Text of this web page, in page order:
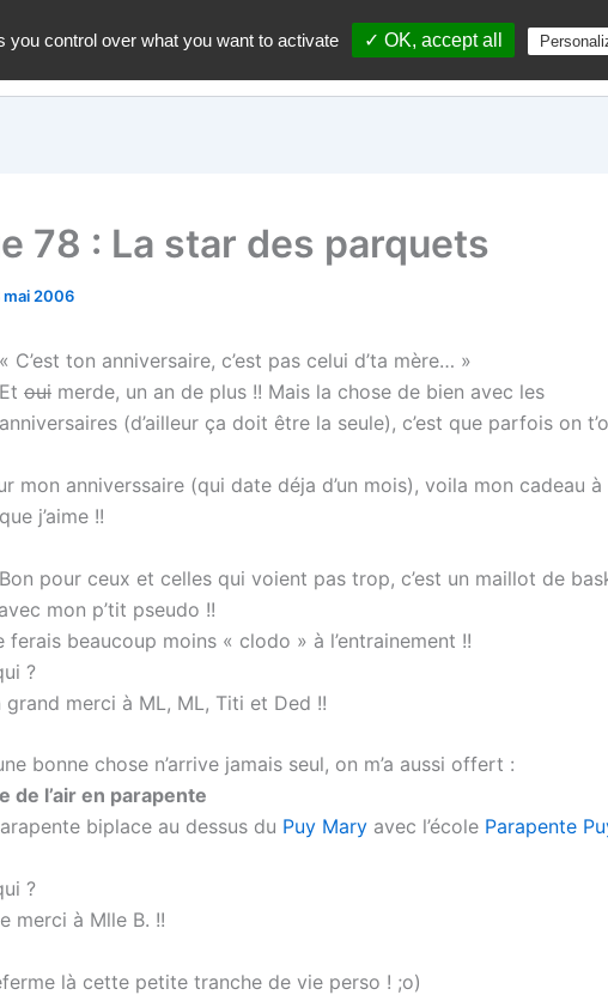
Accueil A propos du blog
78 : La star des parquets
mai 2006
« C’est ton anniversaire, c’est pas celui d’ta mère… »
Et oui merde, un an de plus !! Mais la chose de bien avec les
anniversaires (d’ailleur ça doit être la seule), c’est que parfois on
mon anniverssaire (qui date déja d’un mois), voila mon cadeau à
que j’aime !!
Bon pour ceux et celles qui voient pas trop, c’est un maillot de
mon p’tit pseudo !!
beaucoup moins « clodo » à l’entrainement !!
?
grand merci à ML, ML, Titi et Ded !!
bonne chose n’arrive jamais seul, on m’a aussi offert :
de l’air en parapente
biplace au dessus du Puy Mary avec l’école Parapente
?
merci à Mlle B. !!
là cette petite tranche de vie perso ! ;o)
you control over what you want to activate ✓ OK, accept all